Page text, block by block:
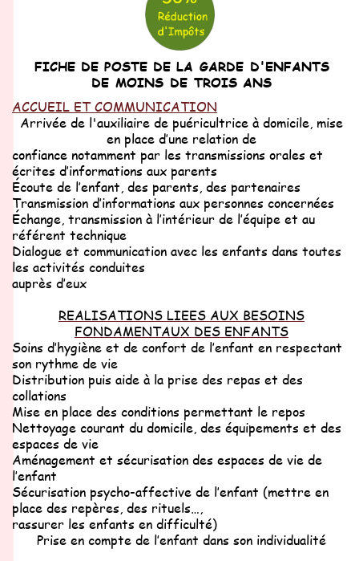
FICHE DE POSTE DE LA GARDE D'ENFANTS
DE MOINS DE TROIS ANS
ACCUEIL ET COMMUNICATION
Arrivée de l'auxiliaire de puéricultrice à domicile, mise
en place d’une relation de
confiance notamment par les transmissions orales et
écrites d’informations aux parents
Écoute de l’enfant, des parents, des partenaires
Transmission d’informations aux personnes concernées
Échange, transmission à l’intérieur de l’équipe et au
référent technique
Dialogue et communication avec les enfants dans toutes
les activités conduites
auprès d’eux
REALISATIONS LIEES AUX BESOINS
FONDAMENTAUX DES ENFANTS
Soins d’hygiène et de confort de l’enfant en respectant
son rythme de vie
Distribution puis aide à la prise des repas et des
collations
Mise en place des conditions permettant le repos
Nettoyage courant du domicile, des équipements et des
espaces de vie
Aménagement et sécurisation des espaces de vie de
l’enfant
Sécurisation psycho-affective de l’enfant (mettre en
place des repères, des rituels…,
rassurer les enfants en difficulté)
Prise en compte de l’enfant dans son individualité